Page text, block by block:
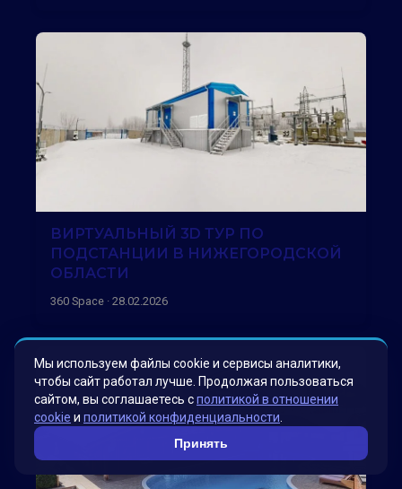
ВИРТУАЛЬНЫЙ 3D ТУР ПО
ПОДСТАНЦИИ В НИЖЕГОРОДСКОЙ
ОБЛАСТИ
360 Space · 28.02.2026
Мы используем файлы cookie и сервисы аналитики,
чтобы сайт работал лучше. Продолжая пользоваться
сайтом, вы соглашаетесь сполитикой в отношении
cookie и политикой конфиденциальности
Принять